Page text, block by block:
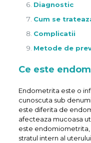
Diagnostic
Cum se
Complicatii
Metode de
Ce este
Endometrita este o
cunoscuta sub
este diferita de
afecteaza mucoasa
este endomiometrita,
stratul intern al